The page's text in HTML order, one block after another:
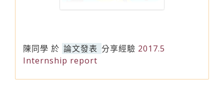
陳同學 於 論文發表 分享經驗 2017.5
Internship report